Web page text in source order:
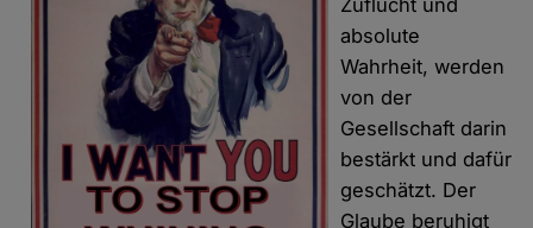
Zuflucht und
absolute
Wahrheit, werden
von der
Gesellschaft darin
bestärkt und dafür
geschätzt. Der
Glaube beruhigt